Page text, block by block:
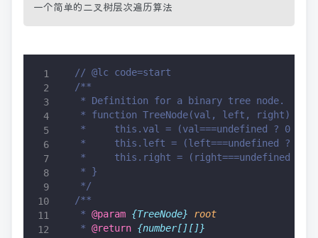
一个简单的二叉树层次遍历算法
一个简单的二叉树层次遍历算法
// @lc code=start
/**
* Definition for a binary tree node.
* function TreeNode(val, left, right) {
*     this.val = (val===undefined ? 0 :
*     this.left = (left===undefined ?
*     this.right = (right===undefined ?
* }
*/
/**
* @param {TreeNode} root
* @return {number[][]}